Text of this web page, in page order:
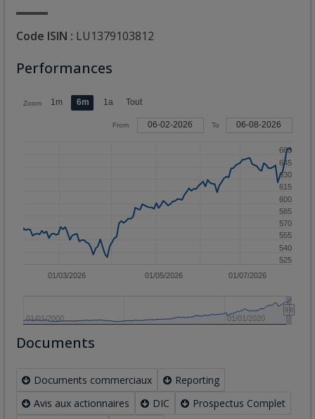
Code ISIN : LU1379103812
Performances
01/03/2026 01/05/2026 01/07/2026
01/01/2000 01/01/2020
540
570
600
630
660
525
555
585
615
645
Zoom 1m 6m 1a Tout
From 06-02-2026 To 06-08-2026
Documents
Documents commerciaux
Reporting
Avis aux actionnaires
DIC
Prospectus Complet